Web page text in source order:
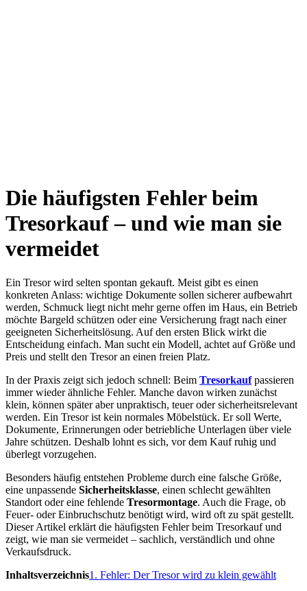
Die häufigsten Fehler beim
Tresorkauf – und wie man sie
vermeidet
Ein Tresor wird selten spontan gekauft. Meist gibt es einen
konkreten Anlass: wichtige Dokumente sollen sicherer aufbewahrt
werden, Schmuck liegt nicht mehr gerne offen im Haus, ein Betrieb
möchte Bargeld schützen oder eine Versicherung fragt nach einer
geeigneten Sicherheitslösung. Auf den ersten Blick wirkt die
Entscheidung einfach. Man sucht ein Modell, achtet auf Größe und
Preis und stellt den Tresor an einen freien Platz.
In der Praxis zeigt sich jedoch schnell: Beim Tresorkaufpassieren
immer wieder ähnliche Fehler. Manche davon wirken zunächst
klein, können später aber unpraktisch, teuer oder sicherheitsrelevant
werden. Ein Tresor ist kein normales Möbelstück. Er soll Werte,
Dokumente, Erinnerungen oder betriebliche Unterlagen über viele
Jahre schützen. Deshalb lohnt es sich, vor dem Kauf ruhig und
überlegt vorzugehen.
Besonders häufig entstehen Probleme durch eine falsche Größe,
eine unpassende Sicherheitsklasse, einen schlecht gewählten
Standort oder eine fehlende Tresormontage. Auch die Frage, ob
Feuer- oder Einbruchschutz benötigt wird, wird oft zu spät gestellt.
Dieser Artikel erklärt die häufigsten Fehler beim Tresorkauf und
zeigt, wie man sie vermeidet – sachlich, verständlich und ohne
Verkaufsdruck.
Inhaltsverzeichnis1. Fehler: Der Tresor wird zu klein gewählt